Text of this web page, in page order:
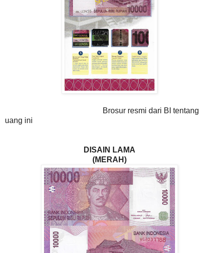
Brosur resmi dari BI tentang
uang ini
DISAIN LAMA
(MERAH)